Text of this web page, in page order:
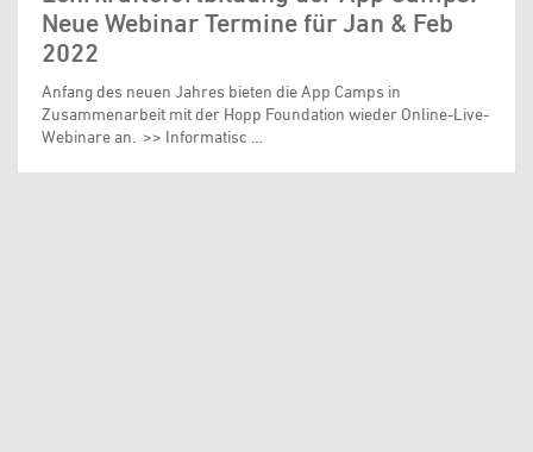
Neue Webinar Termine für Jan & Feb
2022
Anfang des neuen Jahres bieten die App Camps in
Zusammenarbeit mit der Hopp Foundation wieder Online-Live-
Webinare an. >> Informatisc …